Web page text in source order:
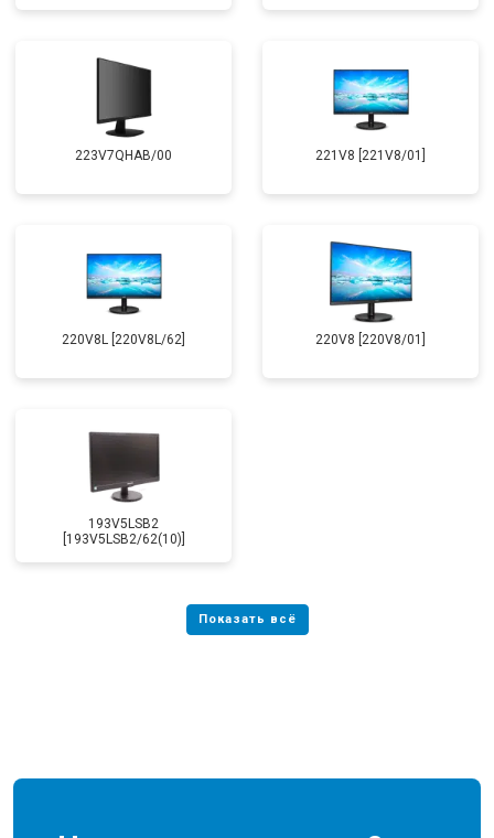
223V7QHAB/00 221V8 [221V8/01]
220V8L [220V8L/62] 220V8 [220V8/01]
193V5LSB2
[193V5LSB2/62(10)]